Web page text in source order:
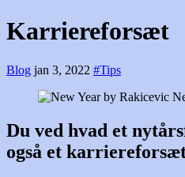
Karriereforsæt
Blog jan 3, 2022 #Tips
Du ved hvad et
også et